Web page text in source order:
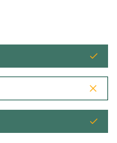
IV. pavilon